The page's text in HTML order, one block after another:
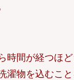
時間が経つほ
濯物を込むこと